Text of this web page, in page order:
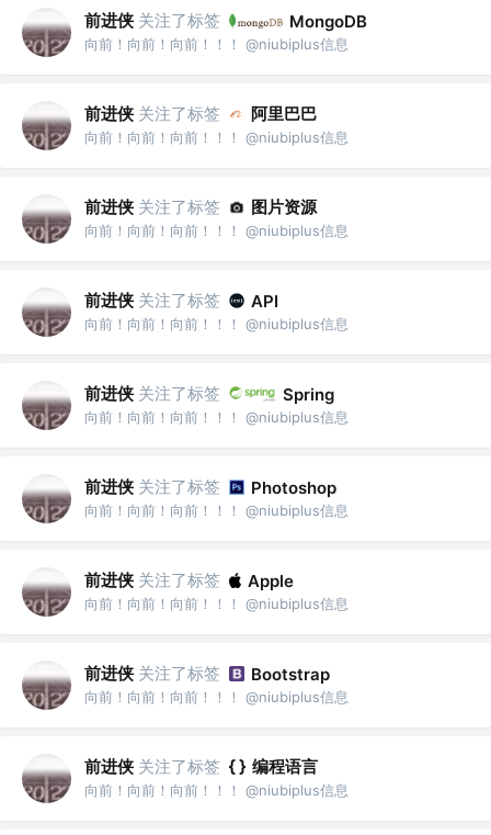
前进侠 关注了标签 MongoDB
向前！向前！向前！！！ @niubiplus信息
前进侠 关注了标签 阿里巴巴
向前！向前！向前！！！ @niubiplus信息
前进侠 关注了标签 图片资源
向前！向前！向前！！！ @niubiplus信息
前进侠 关注了标签 API
向前！向前！向前！！！ @niubiplus信息
前进侠 关注了标签 Spring
向前！向前！向前！！！ @niubiplus信息
前进侠 关注了标签 Photoshop
向前！向前！向前！！！ @niubiplus信息
前进侠 关注了标签 Apple
向前！向前！向前！！！ @niubiplus信息
前进侠 关注了标签 Bootstrap
向前！向前！向前！！！ @niubiplus信息
前进侠 关注了标签 编程语言
向前！向前！向前！！！ @niubiplus信息